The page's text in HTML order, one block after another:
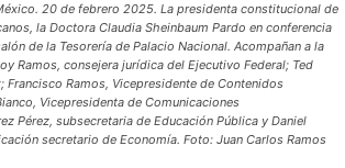
20 de febrero 2025. La presidenta constitucional de
la Doctora Claudia Sheinbaum Pardo en conferencia
de la Tesorería de Palacio Nacional. Acompañan a la
Ramos, consejera jurídica del Ejecutivo Federal; Ted
Francisco Ramos, Vicepresidente de Contenidos
Vicepresidenta de Comunicaciones
Pérez, subsecretaria de Educación Pública y Daniel
secretario de Economía. Foto: Juan Carlos Ramos